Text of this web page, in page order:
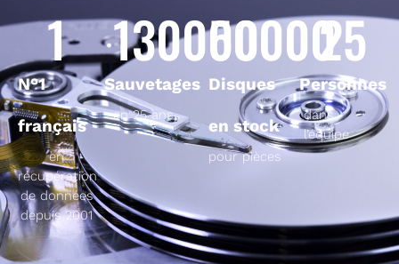
N°1
français
1
en
récupération
de données
depuis 2001
Sauvetages
130000
en 25 ans
Disques
en stock
50000
pour pièces
Personnes
25
dans
l’équipe